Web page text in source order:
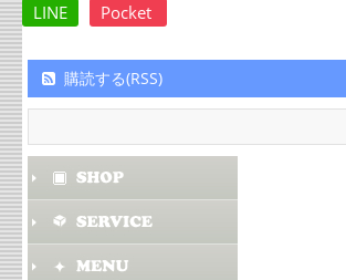
LINE Pocket
購読する(RSS)